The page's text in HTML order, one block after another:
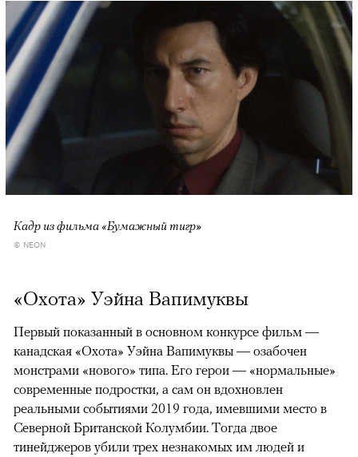
Кадр из фильма «Бумажный тигр»
© NEON
«Охота» Уэйна Вапимуквы
Первый показанный в основном конкурсе фильм —
канадская «Охота» Уэйна Вапимуквы — озабочен
монстрами «нового» типа. Его герои — «нормальные»
современные подростки, а сам он вдохновлен
реальными событиями 2019 года, имевшими место в
Северной Британской Колумбии. Тогда двое
тинейджеров убили трех незнакомых им людей и